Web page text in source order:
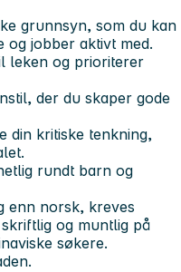
grunnsyn, som du kan
og jobber aktivt med.
leken og prioriterer
der du skaper gode
din kritiske tenkning,
rundt barn og
enn norsk, kreves
og muntlig på
søkere.